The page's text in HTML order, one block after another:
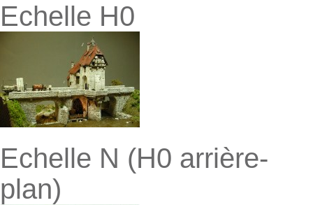
Echelle H0
Echelle N (H0 arrière-
plan)